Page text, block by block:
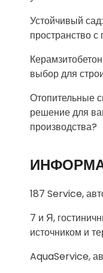
Устойчивый
пространство
выбор для
Отопительные
решение для
производства?
187 Service,
7 и Я,
источником и
AquaService,